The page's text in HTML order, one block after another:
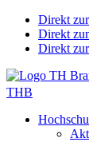
Direkt
Direkt
Direkt
THB